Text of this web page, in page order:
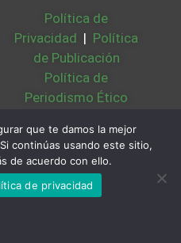
Política de
Privacidad | Política
de Publicación
Política de
Periodismo Ético
Bases Legales |
Partners | Sobre
Nosotros
que te damos la mejor
continúas usando este sitio,
de acuerdo con ello.
de privacidad